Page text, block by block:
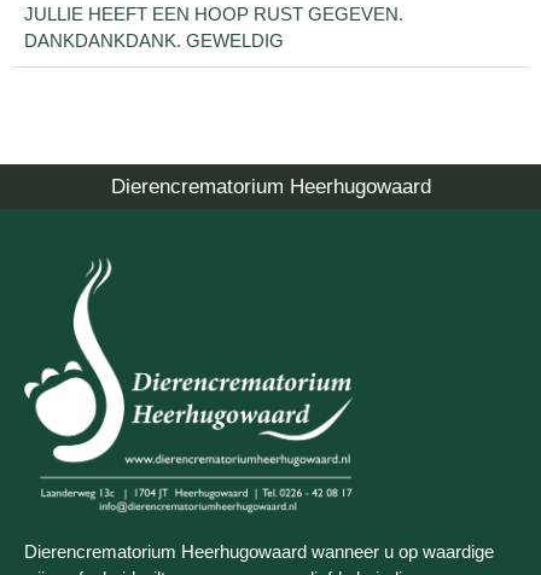
JULLIE HEEFT EEN HOOP RUST GEGEVEN.
DANKDANKDANK. GEWELDIG
Dierencrematorium Heerhugowaard
Dierencrematorium Heerhugowaard wanneer u op waardige